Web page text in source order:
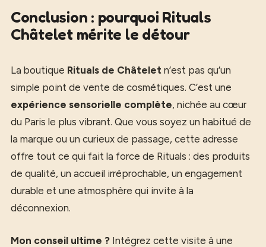
Conclusion : pourquoi Rituals
Châtelet mérite le détour
La boutique Rituals de Châtelet n’est pas qu’un
simple point de vente de cosmétiques. C’est une
expérience sensorielle complète, nichée au cœur
du Paris le plus vibrant. Que vous soyez un habitué de
la marque ou un curieux de passage, cette adresse
offre tout ce qui fait la force de Rituals : des produits
de qualité, un accueil irréprochable, un engagement
durable et une atmosphère qui invite à la
déconnexion.
Mon conseil ultime ? Intégrez cette visite à une